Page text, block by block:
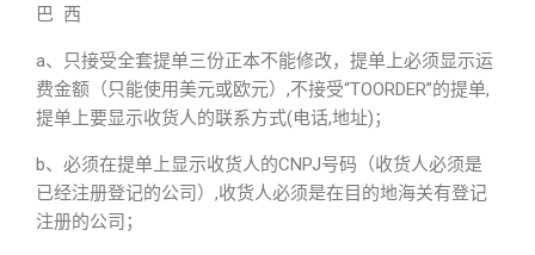
巴 西
a、只接受全套提单三份正本不能修改，提单上必须显示运
费金额（只能使用美元或欧元）,不接受“TOORDER”的提单,
提单上要显示收货人的联系方式(电话,地址)；
b、必须在提单上显示收货人的CNPJ号码（收货人必须是
已经注册登记的公司）,收货人必须是在目的地海关有登记
注册的公司；